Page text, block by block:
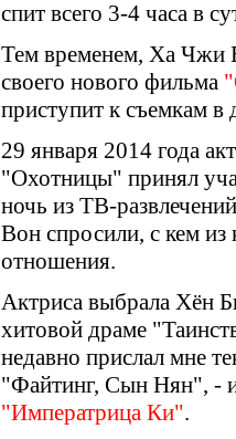
спит всего 3-4 часа в
Тем временем, Ха Чжи
своего нового фильма
приступит к съемкам
29 января 2014 года
"Охотницы" принял
ночь из ТВ-
Вон спросили, с кем из
отношения.
Актриса выбрала Хён
хитовой драме
недавно прислал мне
"Файтинг, Сын Нян", -
"Императрица Ки".